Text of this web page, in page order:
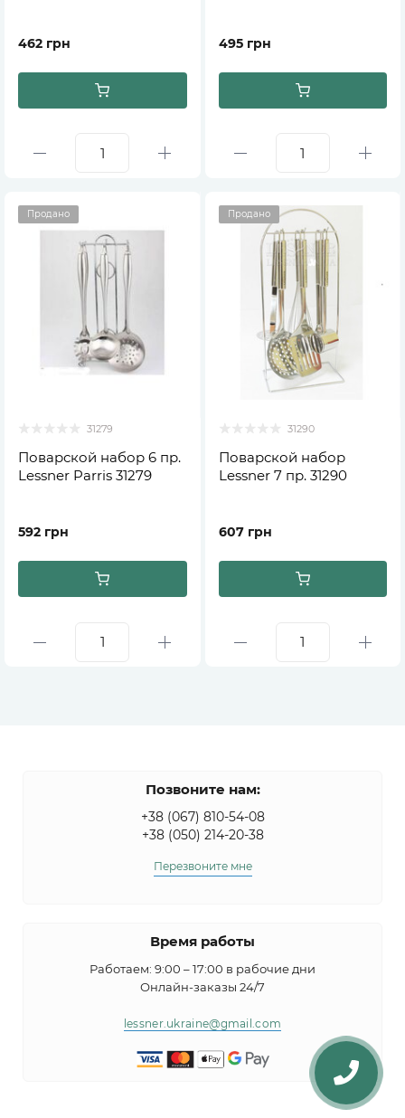
462 грн 495 грн
Продано
31279
Поварской набор 6 пр.
Lessner Parris 31279
592 грн
Продано
31290
Поварской набор
Lessner 7 пр. 31290
607 грн
Позвоните нам:
+38 (067) 810-54-08
+38 (050) 214-20-38
Перезвоните мне
Время работы
Работаем: 9:00 – 17:00 в рабочие дни
Онлайн-заказы 24/7
lessner.ukraine@gmail.com